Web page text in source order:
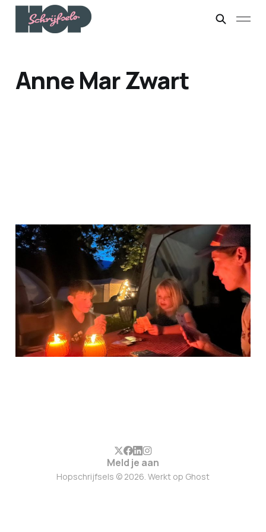
Anne Mar Zwart
Zomervakantie -
afterthoughts
29 aug. 20246 min leestijd Members
Meld je aan
Hopschrijfsels © 2026. Werkt op Ghost